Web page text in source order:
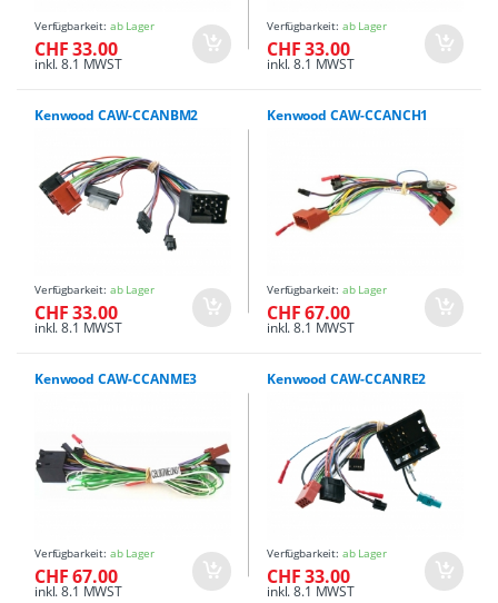
Verfügbarkeit: ab Lager
CHF 33.00
inkl. 8.1 MWST
Verfügbarkeit: ab Lager
CHF 33.00
inkl. 8.1 MWST
Kenwood CAW-CCANBM2
Verfügbarkeit: ab Lager
CHF 33.00
inkl. 8.1 MWST
Kenwood CAW-CCANCH1
Verfügbarkeit: ab Lager
CHF 67.00
inkl. 8.1 MWST
Kenwood CAW-CCANME3
Verfügbarkeit: ab Lager
CHF 67.00
inkl. 8.1 MWST
Kenwood CAW-CCANRE2
Verfügbarkeit: ab Lager
CHF 33.00
inkl. 8.1 MWST